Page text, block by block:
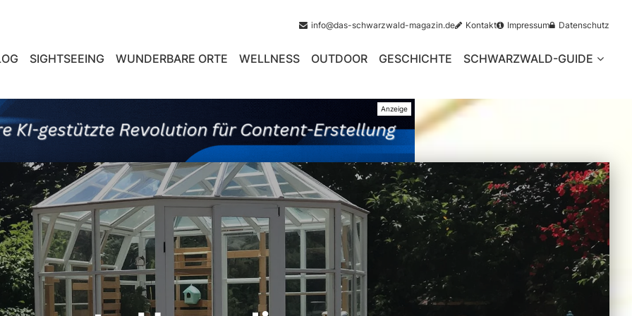
info@das-schwarzwald-magazin.de Kontakt Impressum Datenschutz
SIGHTSEEING WUNDERBARE ORTE WELLNESS OUTDOOR GESCHICHTE SCHWARZWALD-GUIDE